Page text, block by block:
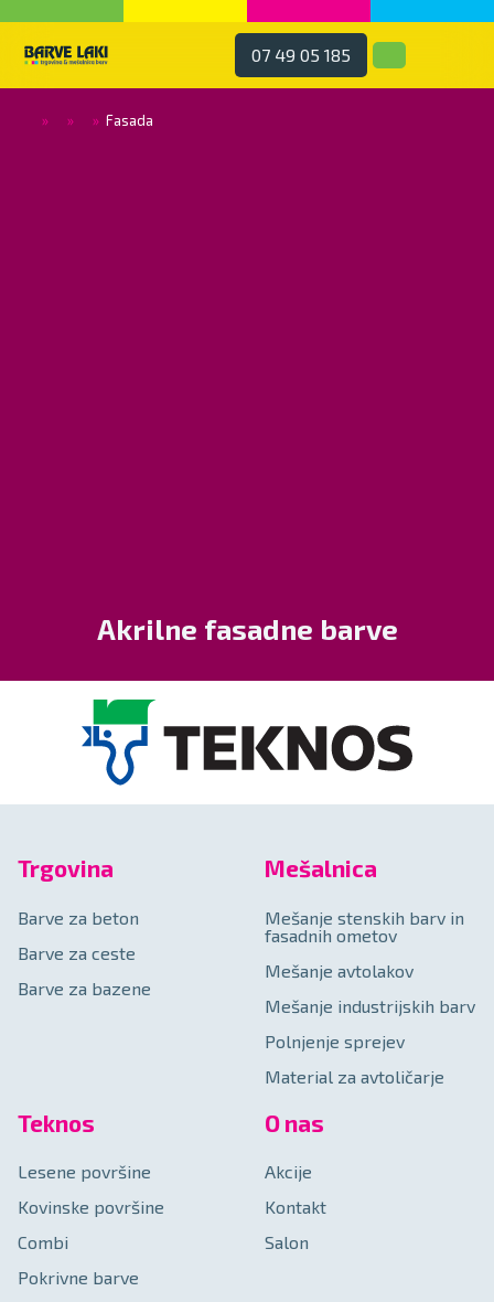
07 49 05 185
» » » Fasada
Akrilne fasadne barve
Trgovina
Barve za beton
Barve za ceste
Barve za bazene
Mešalnica
Mešanje stenskih barv in
fasadnih ometov
Mešanje avtolakov
Mešanje industrijskih barv
Polnjenje sprejev
Material za avtoličarje
Teknos
Lesene površine
Kovinske površine
Combi
Pokrivne barve
O nas
Akcije
Kontakt
Salon